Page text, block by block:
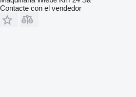
Contacte con el vendedor